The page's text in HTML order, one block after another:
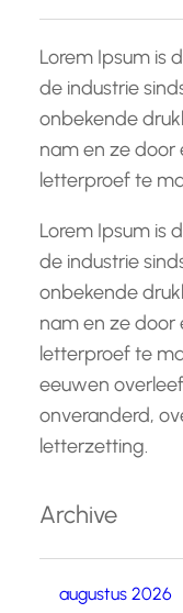
Lorem Ipsum is
de industrie
onbekende
nam en ze door
letterproef te
Lorem Ipsum is
de industrie
onbekende
nam en ze door
letterproef te
eeuwen
onveranderd,
letterzetting.
Archive
augustus 2026